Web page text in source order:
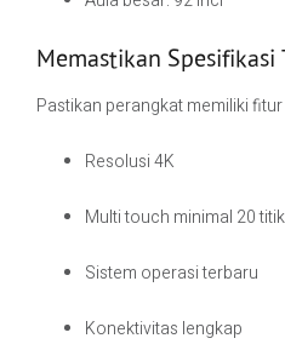
Memastikan
Pastikan perangkat memiliki
Resolusi 4K
Multi touch minimal 20 titik
Sistem operasi terbaru
Konektivitas lengkap